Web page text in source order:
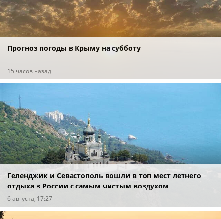
Прогноз погоды в Крыму на субботу
15 часов назад
Геленджик и Севастополь вошли в топ мест летнего
отдыха в России с самым чистым воздухом
6 августа, 17:27